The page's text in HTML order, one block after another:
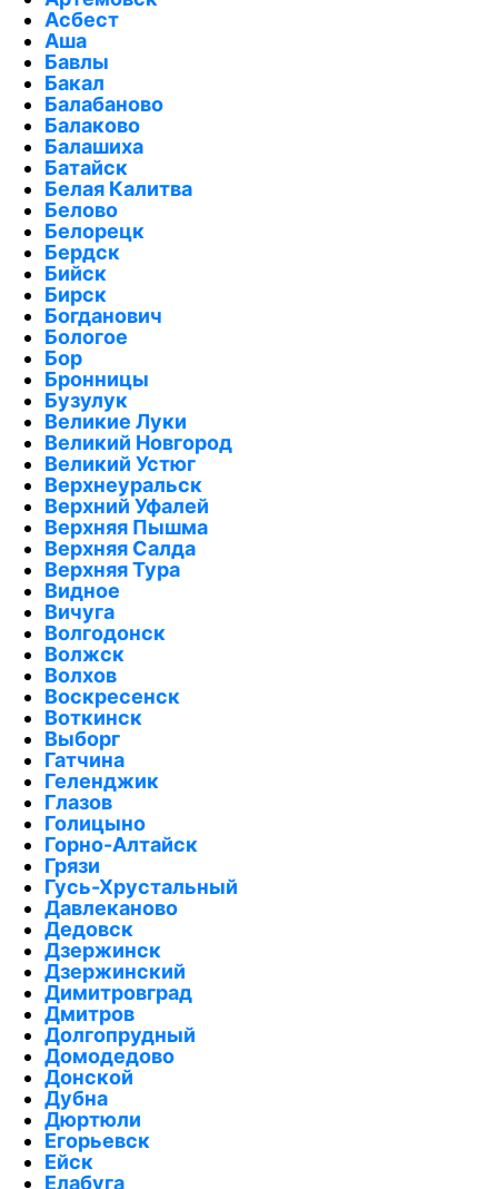
Асбест
Аша
Бавлы
Бакал
Балабаново
Балаково
Балашиха
Батайск
Белая Калитва
Белово
Белорецк
Бердск
Бийск
Бирск
Богданович
Бологое
Бор
Бронницы
Бузулук
Великие Луки
Великий Новгород
Великий Устюг
Верхнеуральск
Верхний Уфалей
Верхняя Пышма
Верхняя Салда
Верхняя Тура
Видное
Вичуга
Волгодонск
Волжск
Волхов
Воскресенск
Воткинск
Выборг
Гатчина
Геленджик
Глазов
Голицыно
Горно-Алтайск
Грязи
Гусь-Хрустальный
Давлеканово
Дедовск
Дзержинск
Дзержинский
Димитровград
Дмитров
Долгопрудный
Домодедово
Донской
Дубна
Дюртюли
Егорьевск
Ейск
Елабуга